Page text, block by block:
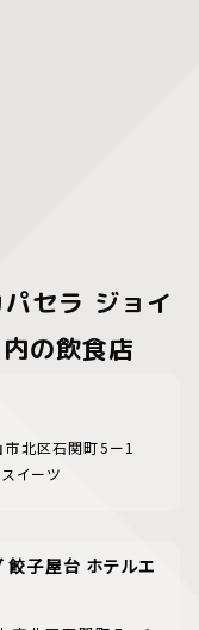
セラ ジョイ
の飲食店
北区石関町5ー1
スイーツ
餃子屋台 ホテルエ